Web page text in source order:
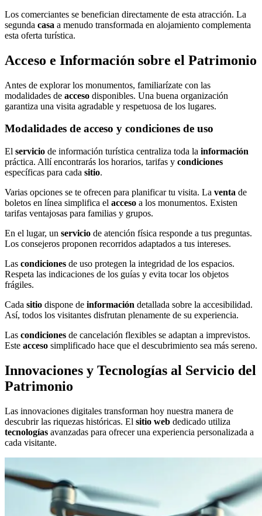
Los comerciantes se benefician directamente de esta atracción. La
segunda casa a menudo transformada en alojamiento complementa
esta oferta turística.
Acceso e Información sobre el Patrimonio
Antes de explorar los monumentos, familiarízate con las
modalidades de acceso disponibles. Una buena organización
garantiza una visita agradable y respetuosa de los lugares.
Modalidades de acceso y condiciones de uso
El servicio de información turística centraliza toda la información
práctica. Allí encontrarás los horarios, tarifas y condiciones
específicas para cada sitio.
Varias opciones se te ofrecen para planificar tu visita. La venta de
boletos en línea simplifica el acceso a los monumentos. Existen
tarifas ventajosas para familias y grupos.
En el lugar, un servicio de atención física responde a tus preguntas.
Los consejeros proponen recorridos adaptados a tus intereses.
Las condiciones de uso protegen la integridad de los espacios.
Respeta las indicaciones de los guías y evita tocar los objetos
frágiles.
Cada sitio dispone de información detallada sobre la accesibilidad.
Así, todos los visitantes disfrutan plenamente de su experiencia.
Las condiciones de cancelación flexibles se adaptan a imprevistos.
Este acceso simplificado hace que el descubrimiento sea más sereno.
Innovaciones y Tecnologías al Servicio del
Patrimonio
Las innovaciones digitales transforman hoy nuestra manera de
descubrir las riquezas históricas. El sitio web dedicado utiliza
tecnologías avanzadas para ofrecer una experiencia personalizada a
cada visitante.